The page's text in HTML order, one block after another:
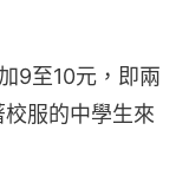
9至10元，即兩
服的中學生來